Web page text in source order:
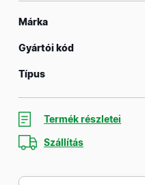
Márka
Gyártói kód
Típus
Termék részletei
Szállítás